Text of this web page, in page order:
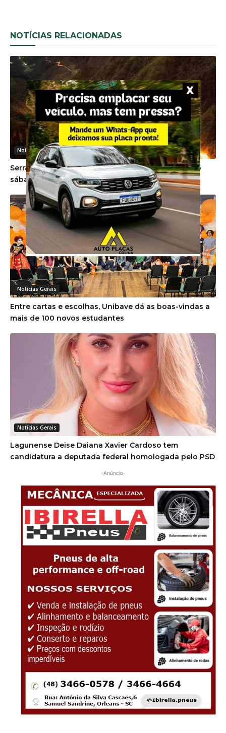
NOTÍCIAS RELACIONADAS
Noticias Gerais
Serra do Rio do Rastro será interditada no próximo
sábado devido a evento esportivo
Noticias Gerais
Entre cartas e escolhas, Unibave dá as boas-vindas a
mais de 100 novos estudantes
Noticias Gerais
Lagunense Deise Daiana Xavier Cardoso tem
candidatura a deputada federal homologada pelo PSD
-Anúncio-